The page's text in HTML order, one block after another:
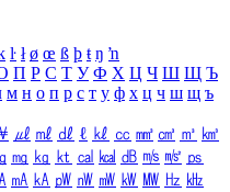
ŀ ł ø œ ß þ ŧ ŋ ŉ
П Р С Т У Ф Х Ц Ч Ш Щ Ъ
м н о п р с т у ф х ц ч ш щ ъ
㎕ ㎖ ㎗ ℓ ㎘ ㏄ ㎣ ㎤ ㎥ ㎦
㎎ ㎏ ㏏ ㎈ ㎉ ㏈ ㎧ ㎨ ㎰
㎃ ㎄ ㎺ ㎻ ㎽ ㎾ ㎿ ㎐ ㎑